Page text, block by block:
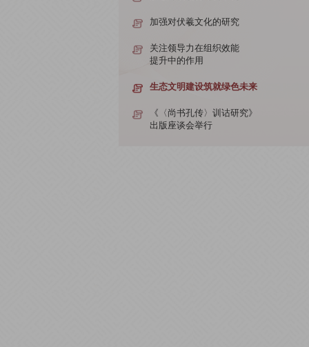
加强对伏羲文化的研究
关注领导力在组织效能
提升中的作用
生态文明建设筑就绿色未来
《〈尚书孔传〉训诂研究》
出版座谈会举行